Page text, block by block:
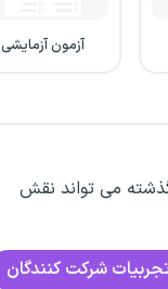
آزمون آزمایشی
می تواند نقش
شرکت کنندگان